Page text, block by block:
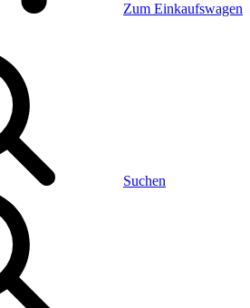
Zum Einkaufswagen
Suchen